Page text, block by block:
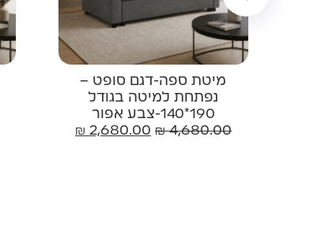
מיטת ספה-דגם סופט –
נפתחת למיטה בגודל
190*140-צבע אפור
4,680.00
₪
2,680.00
₪